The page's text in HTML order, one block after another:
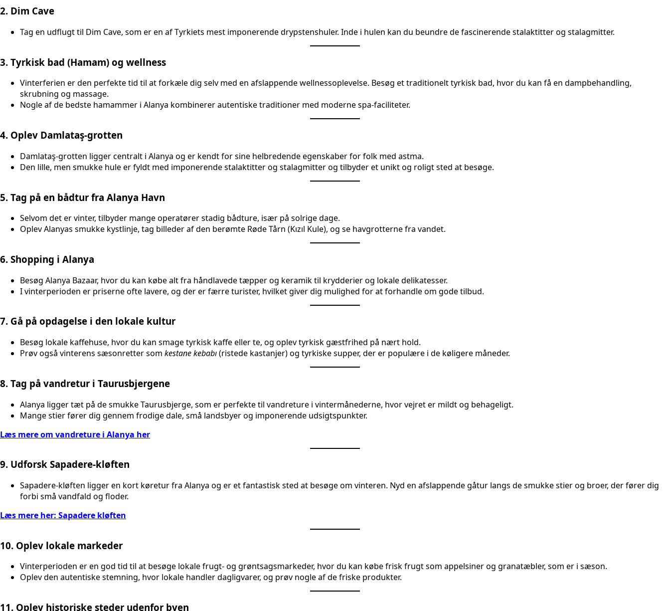
2. Dim Cave
Tag en udflugt til Dim Cave, som er en af Tyrkiets mest imponerende drypstenshuler. Inde i hulen kan du beundre de fascinerende stalaktitter og stalagmitter.
3. Tyrkisk bad (Hamam) og wellness
Vinterferien er den perfekte tid til at forkæle dig selv med en afslappende wellnessoplevelse. Besøg et traditionelt tyrkisk bad, hvor du kan få en dampbehandling,
skrubning og massage.
Nogle af de bedste hamammer i Alanya kombinerer autentiske traditioner med moderne spa-faciliteter.
4. Oplev Damlataş-grotten
Damlataş-grotten ligger centralt i Alanya og er kendt for sine helbredende egenskaber for folk med astma.
Den lille, men smukke hule er fyldt med imponerende stalaktitter og stalagmitter og tilbyder et unikt og roligt sted at besøge.
5. Tag på en bådtur fra Alanya Havn
Selvom det er vinter, tilbyder mange operatører stadig bådture, især på solrige dage.
Oplev Alanyas smukke kystlinje, tag billeder af den berømte Røde Tårn (Kızıl Kule), og se havgrotterne fra vandet.
6. Shopping i Alanya
Besøg Alanya Bazaar, hvor du kan købe alt fra håndlavede tæpper og keramik til krydderier og lokale delikatesser.
I vinterperioden er priserne ofte lavere, og der er færre turister, hvilket giver dig mulighed for at forhandle om gode tilbud.
7. Gå på opdagelse i den lokale kultur
Besøg lokale kaffehuse, hvor du kan smage tyrkisk kaffe eller te, og oplev tyrkisk gæstfrihed på nært hold.
Prøv også vinterens sæsonretter som kestane kebabı(ristede kastanjer) og tyrkiske supper, der er populære i de køligere måneder.
8. Tag på vandretur i Taurusbjergene
Alanya ligger tæt på de smukke Taurusbjerge, som er perfekte til vandreture i vintermånederne, hvor vejret er mildt og behageligt.
Mange stier fører dig gennem frodige dale, små landsbyer og imponerende udsigtspunkter.
Læs mere om vandreture i Alanya her
9. Udforsk Sapadere-kløften
Sapadere-kløften ligger en kort køretur fra Alanya og er et fantastisk sted at besøge om vinteren. Nyd en afslappende gåtur langs de smukke stier og broer, der fører dig
forbi små vandfald og floder.
Læs mere her: Sapadere kløften
10. Oplev lokale markeder
Vinterperioden er en god tid til at besøge lokale frugt- og grøntsagsmarkeder, hvor du kan købe frisk frugt som appelsiner og granatæbler, som er i sæson.
Oplev den autentiske stemning, hvor lokale handler dagligvarer, og prøv nogle af de friske produkter.
11. Oplev historiske steder udenfor byen